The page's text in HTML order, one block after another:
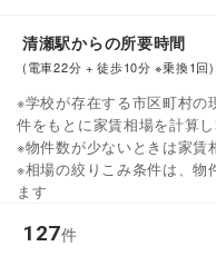
清瀬駅からの所要時間
(電車22分 + 徒歩10分 ※乗換1回)
※学校が存在する市区町村の
件をもとに家賃相場を計算し
※物件数が少ないときは家賃
※相場の絞りこみ条件は、物
ます
127件